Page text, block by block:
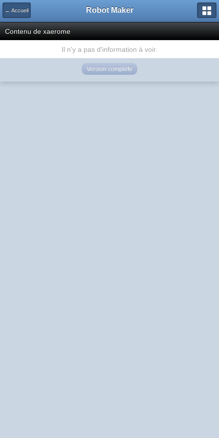
← Accueil Robot Maker
Contenu de xaerome
Il n'y a pas d'information à voir.
Version complète